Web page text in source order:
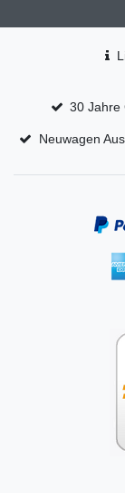
30 Jahre
Neuwagen